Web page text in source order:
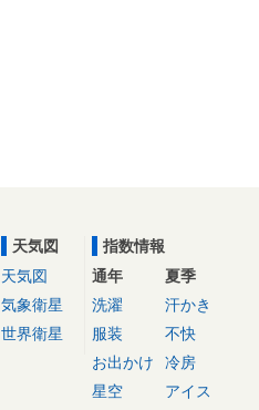
天気図
天気図
気象衛星
世界衛星
指数情報
通年
洗濯
服装
お出かけ
星空
夏季
汗かき
不快
冷房
アイス